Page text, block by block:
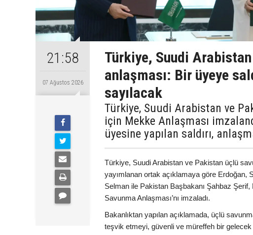
21:58
07 Ağustos 2026
Türkiye, Suudi
anlaşması: Bir üyeye
sayılacak
Türkiye, Suudi Arabistan ve
için Mekke Anlaşması
üyesine yapılan saldırı,
Türkiye, Suudi Arabistan ve Pakistan üçlü
yayımlanan ortak açıklamaya göre Erdoğan,
Selman ile Pakistan Başbakanı Şahbaz
Savunma Anlaşması’nı imzaladı.
Bakanlıktan yapılan açıklamada, üçlü
teşvik etmeyi, güvenli ve müreffeh bir gelecek